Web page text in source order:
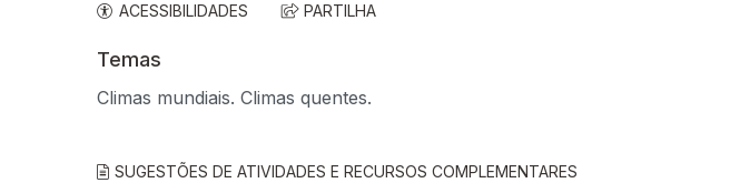
ACESSIBILIDADES PARTILHA
Temas
Climas mundiais. Climas quentes.
SUGESTÕES DE ATIVIDADES E RECURSOS COMPLEMENTARES